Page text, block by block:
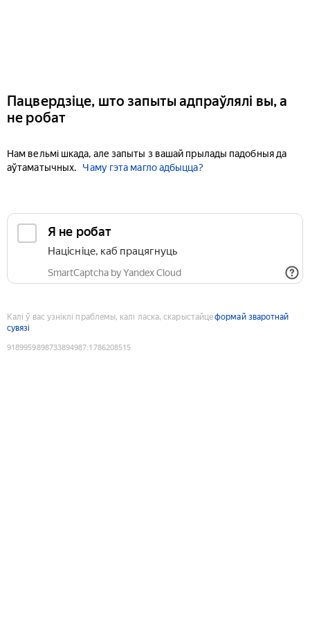
Пацвердзіце, што запыты адпраўлялі вы, а
не робат
Нам вельмі шкада, але запыты з вашай прылады падобныя да
аўтаматычных.
Чаму гэта магло адбыцца?
Я не робат
Націсніце, каб працягнуць
SmartCaptcha by Yandex Cloud
Калі ў вас узніклі праблемы, калі ласка, скарыстайцеформай зваротнай
сувязі
9189959898733894987:1786208515